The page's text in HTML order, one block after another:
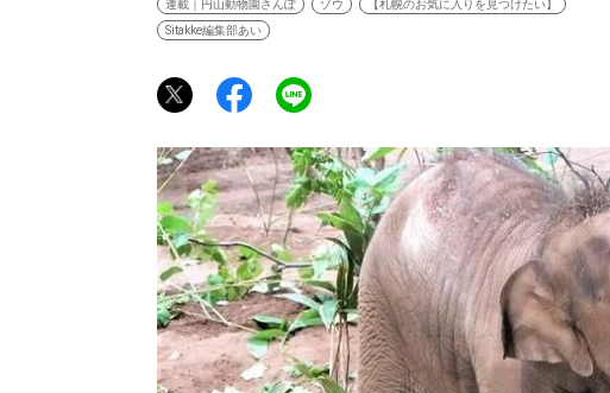
連載｜円山動物園さんぽ ゾウ
【札幌のお気に入りを見つけたい】
Sitakke編集部あい